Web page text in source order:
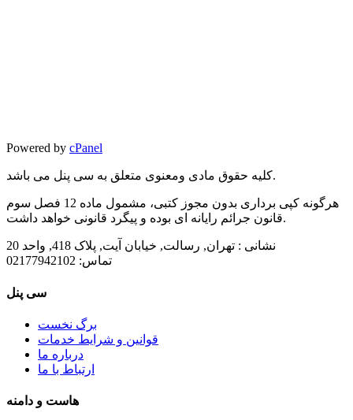
Powered by cPanel
کلیه حقوق مادی ومعنوی متعلق به سی پنل می باشد.
هرگونه کپی برداری بدون مجوز کتبی، مشمول ماده 12 فصل سوم
قانون جرائم رایانه ای بوده و پیگرد قانونی خواهد داشت.
نشانی : تهران, رسالت, خیابان آیت, پلاک 418, واحد 20
تماس:
سی پنل
برگ نخست
قوانین و شرایط خدمات
درباره ما
ارتباط با ما
هاست و دامنه